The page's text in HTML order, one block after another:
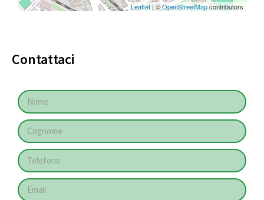
Leaflet| ©OpenStreetMapcontributors
Contattaci